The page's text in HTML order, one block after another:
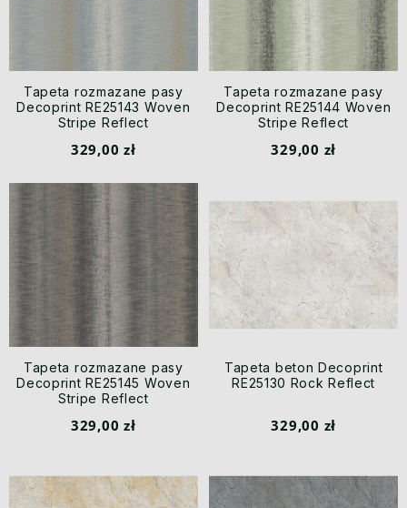
Tapeta rozmazane pasy
Decoprint RE25143 Woven
Stripe Reflect
329,00 zł
Tapeta rozmazane pasy
Decoprint RE25144 Woven
Stripe Reflect
329,00 zł
Tapeta rozmazane pasy
Decoprint RE25145 Woven
Stripe Reflect
329,00 zł
Tapeta beton Decoprint
RE25130 Rock Reflect
329,00 zł